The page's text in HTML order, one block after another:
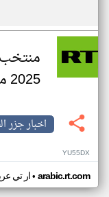
2025 من دور المجموعات
اخبار جزر
YU55DX
ار تي• arabic.rt.com